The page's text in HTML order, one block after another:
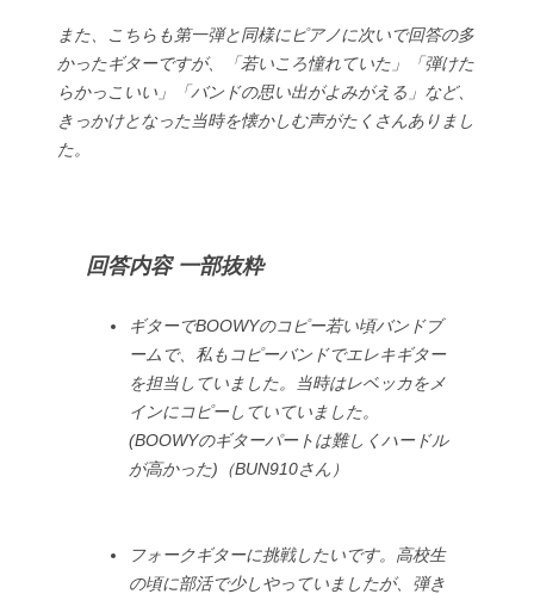
また、こちらも第一弾と同様にピアノに次いで回答の多
かったギターですが、「若いころ憧れていた」「弾けた
らかっこいい」「バンドの思い出がよみがえる」など、
きっかけとなった当時を懐かしむ声がたくさんありまし
た。
回答内容 一部抜粋
ギターでBOOWYのコピー若い頃バンドブ
ームで、私もコピーバンドでエレキギター
を担当していました。当時はレベッカをメ
インにコピーしていていました。
(BOOWYのギターパートは難しくハードル
が高かった)（BUN910さん）
フォークギターに挑戦したいです。高校生
の頃に部活で少しやっていましたが、弾き